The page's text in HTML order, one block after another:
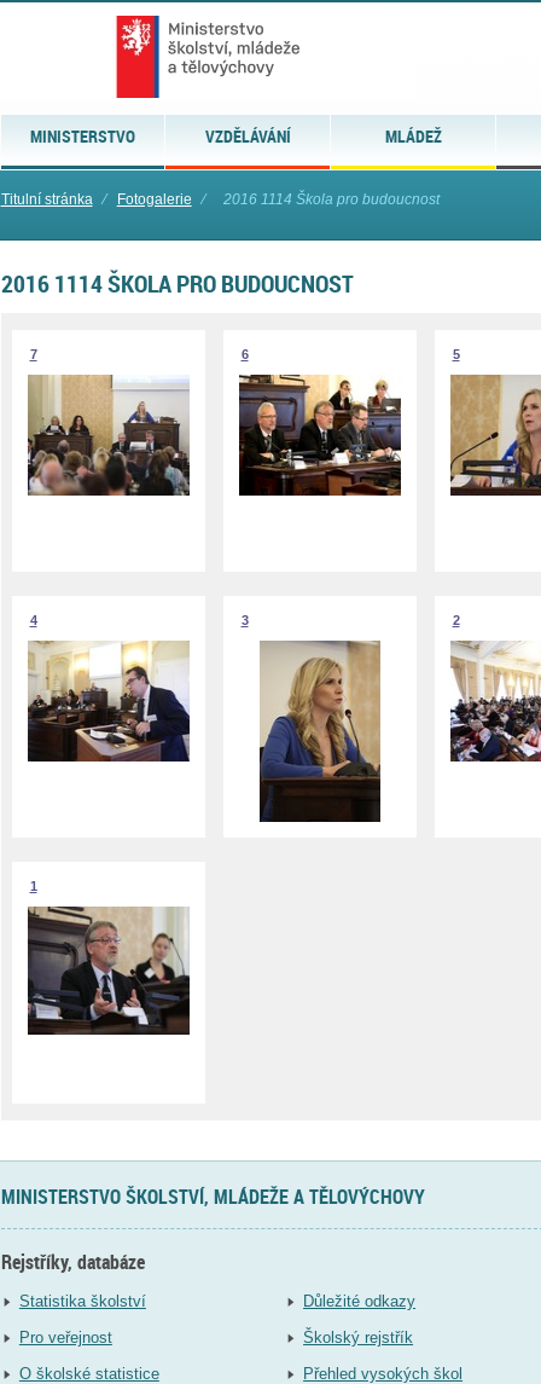
MINISTERSTVO VZDĚLÁVÁNÍ MLÁDEŽ
Titulní stránka ⁄ Fotogalerie ⁄ 2016 1114 Škola pro budoucnost
2016 1114 ŠKOLA PRO BUDOUCNOST
7 6 5
4 3 2
1
MINISTERSTVO ŠKOLSTVÍ, MLÁDEŽE A TĚLOVÝCHOVY
Rejstříky, databáze
Statistika školství
Pro veřejnost
O školské statistice
Důležité odkazy
Školský rejstřík
Přehled vysokých škol